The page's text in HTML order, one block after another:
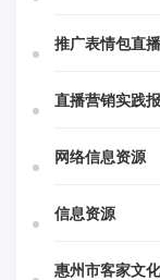
推广表情包直
直播营销实践
网络信息资源
信息资源
惠州市客家文